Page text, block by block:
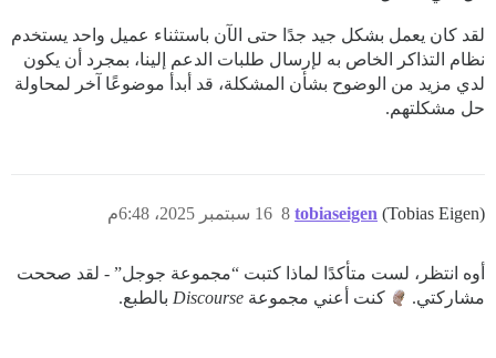
لقد كان يعمل بشكل جيد جدًا حتى الآن باستثناء عميل واحد يستخدم
نظام التذاكر الخاص به لإرسال طلبات الدعم إلينا، بمجرد أن يكون
لدي مزيد من الوضوح بشأن المشكلة، قد أبدأ موضوعًا آخر لمحاولة
حل مشكلتهم.
tobiaseigen (Tobias Eigen) 16 سبتمبر 2025، 6:48م 8
أوه انتظر، لست متأكدًا لماذا كتبت “مجموعة جوجل” - لقد صححت
مشاركتي.
كنت أعني مجموعة Discourse بالطبع.